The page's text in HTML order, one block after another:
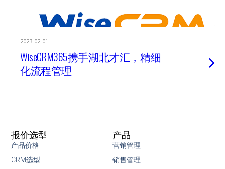
2023-02-01
WiseCRM365携手湖北才汇，精细
化流程管理
产品
营销管理
销售管理
报价选型
产品价格
CRM选型